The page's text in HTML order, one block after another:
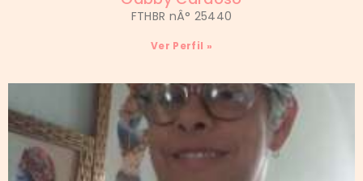
FTHBR nÂ° 25440
Ver Perfil »